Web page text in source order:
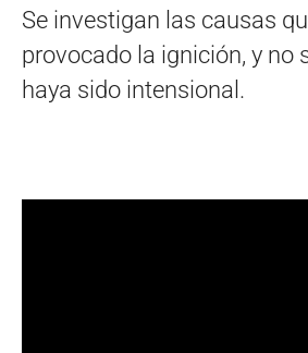
Se investigan las causas
provocado la ignición, y no
haya sido intensional.